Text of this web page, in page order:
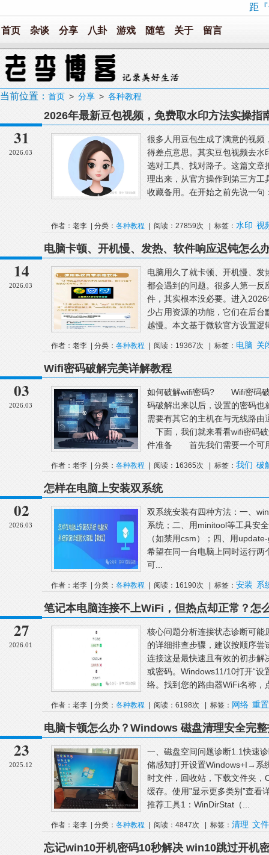
距
首页 杂谈 分享 八卦 游戏 随笔 关于 留言
当前位置： 首页 > 分享 > 各种教程
31
2026.03
2026年最新豆包视频，免费取水印方法实操指
很多人用豆包生成了满意的视
得差点意思。其实豆包视频去
选对工具、找对路子。这篇文
理出来，从官方操作到第三方
收藏备用。在开始之前先说一
作者：老李 | 分类： 各种教程 | 阅读：27859次 | 标签： 水印 视
14
2026.03
电脑卡顿、开机慢、发热、软件响应迟钝怎么
些问题全可解决
电脑用久了就卡顿、开机慢、
都会遇到的问题。很多人第一
件，其实根本没必要。进入
少占用资源的功能，它们在后
越慢。本文基于微软官方设置逻
作者：老李 | 分类： 各种教程 | 阅读：19367次 | 标签： 电脑 关
03
2026.03
Wifi密码破解完美详解教程
如何破解wifi密码? Wifi密码破
码破解出来以后，设置的密码
需要有其它的主机在与无线路
下面，我们就来看看wifi密
件准备 首先我们需要一个可
作者：老李 | 分类： 各种教程 | 阅读：16365次 | 标签： 我们 破
02
2026.03
怎样在电脑上安装双系统
双系统安装有四种方法：一、
系统；二、用minitool等工具安
（如禁用csm）；四、用
希望在同一台电脑上同时运行
可...
作者：老李 | 分类： 各种教程 | 阅读：16190次 | 标签： 安装 系
27
2026.01
笔记本电脑连接不上WiFi，但热点却正常？怎
核心问题分析连接状态诊断可
的详细排查步骤，建议按顺序
连接这是最快速且有效的初步
或密码。Windows11/10打开“设
络。找到您的路由器WiFi名称，
作者：老李 | 分类： 各种教程 | 阅读：6198次 | 标签： 网络 重置
23
2025.12
电脑卡顿怎么办？Windows 磁盘清理安全完
一、磁盘空间问题诊断1.1快速
储感知打开设置Windows+I→系
时文件，回收站，下载文件夹
缓存。使用”显示更多类别”查看
推荐工具1：WinDirStat（...
作者：老李 | 分类： 各种教程 | 阅读：4847次 | 标签： 清理 文件
忘记win10开机密码10秒解决 win10跳过开机